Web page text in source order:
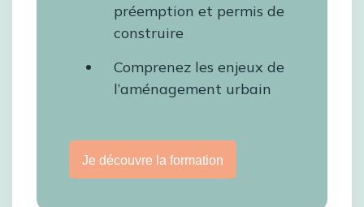
préemption et permis de
construire
Comprenez les enjeux de
l’aménagement urbain
Je découvre la formation